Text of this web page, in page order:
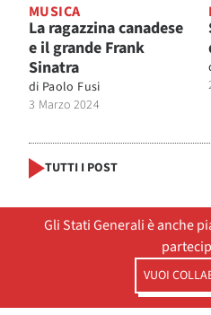
MUSICA
La ragazzina canadese
e il grande Frank
Sinatra
di Paolo Fusi
3 Marzo 2024
TUTTI I POST
Gli Stati Generali è anche
VUOI